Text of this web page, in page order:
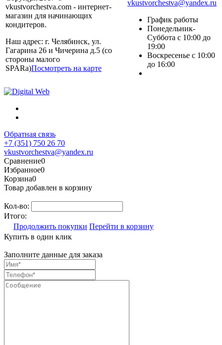
vkustvorchestva.com - интернет-
магазин для начинающих
кондитеров.
Наш адрес: г. Челябинск, ул.
Гагарина 26 и Чичерина д.5 (со
стороны малого
SPARa)Посмотреть на карте
vkustvorchestva@yandex.ru
График работы
Понедельник-
Суббота с 10:00 до
19:00
Воскресенье с 10:00
до 16:00
Обратная связь
+7 (351) 750 26 70
vkustvorchestva@yandex.ru
Сравнение0
Избранное0
Корзина0
Товар добавлен в корзину
Кол-во:
Итого:
Продолжить покупки Перейти в корзину
Купить в один клик
Заполните данные для заказа